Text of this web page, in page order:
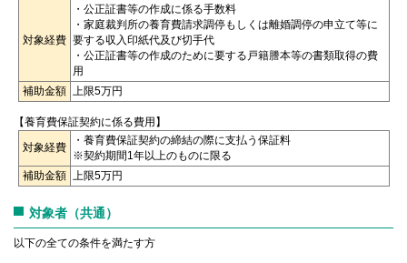
対象経費
・公正証書等の作成に係る手数料
・家庭裁判所の養育費請求調停もしくは離婚調停の申立て等に
要する収入印紙代及び切手代
・公正証書等の作成のために要する戸籍謄本等の書類取得の費
用
補助金額 上限5万円
【養育費保証契約に係る費用】
対象経費
・養育費保証契約の締結の際に支払う保証料
※契約期間1年以上のものに限る
補助金額 上限5万円
対象者（共通）
以下の全ての条件を満たす方